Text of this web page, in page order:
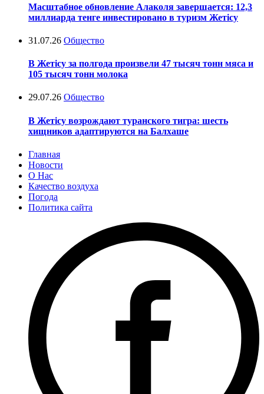
Масштабное обновление Алаколя завершается: 12,3
миллиарда тенге инвестировано в туризм Жетісу
31.07.26 Общество
В Жетісу за полгода произвели 47 тысяч тонн мяса и
105 тысяч тонн молока
29.07.26 Общество
В Жетісу возрождают туранского тигра: шесть
хищников адаптируются на Балхаше
Главная
Новости
О Нас
Качество воздуха
Погода
Политика сайта